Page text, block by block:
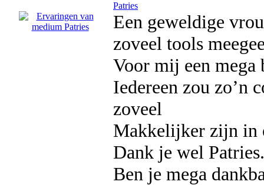
Patries
Een geweldige
zoveel tools
Voor mij een mega
Iedereen zou zo’n
zoveel
Makkelijker zijn in
Dank je wel Patries.
Ben je mega